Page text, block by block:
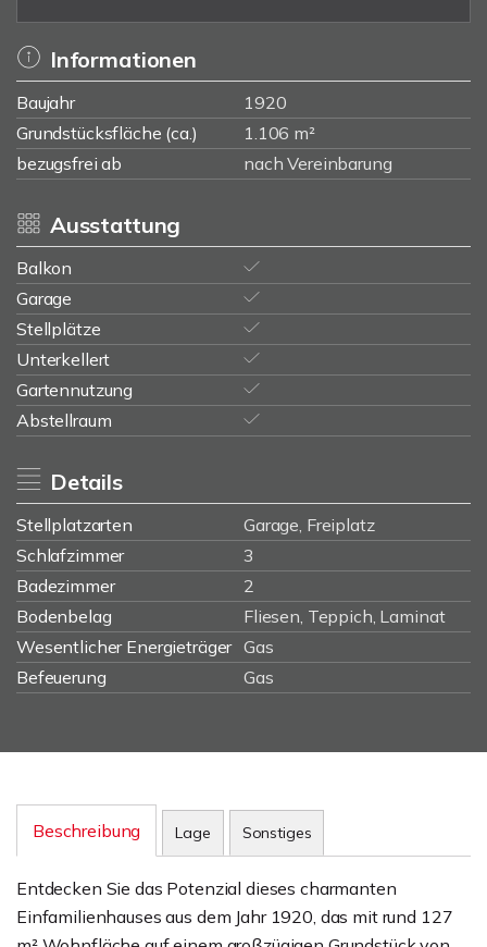
Informationen
Baujahr
1920
Grundstücksfläche (ca.)
1.106 m²
bezugsfrei ab
nach Vereinbarung
Ausstattung
Balkon
Garage
Stellplätze
Unterkellert
Gartennutzung
Abstellraum
Details
Stellplatzarten
Garage, Freiplatz
Schlafzimmer
3
Badezimmer
2
Bodenbelag
Fliesen, Teppich, Laminat
Wesentlicher Energieträger Gas
Befeuerung
Gas
Beschreibung Lage Sonstiges
Entdecken Sie das Potenzial dieses charmanten
Einfamilienhauses aus dem Jahr 1920, das mit rund 127